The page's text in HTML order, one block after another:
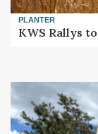
PLANTER
KWS Rallys